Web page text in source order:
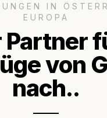
IN
EUROPA
Partner
von
nach..